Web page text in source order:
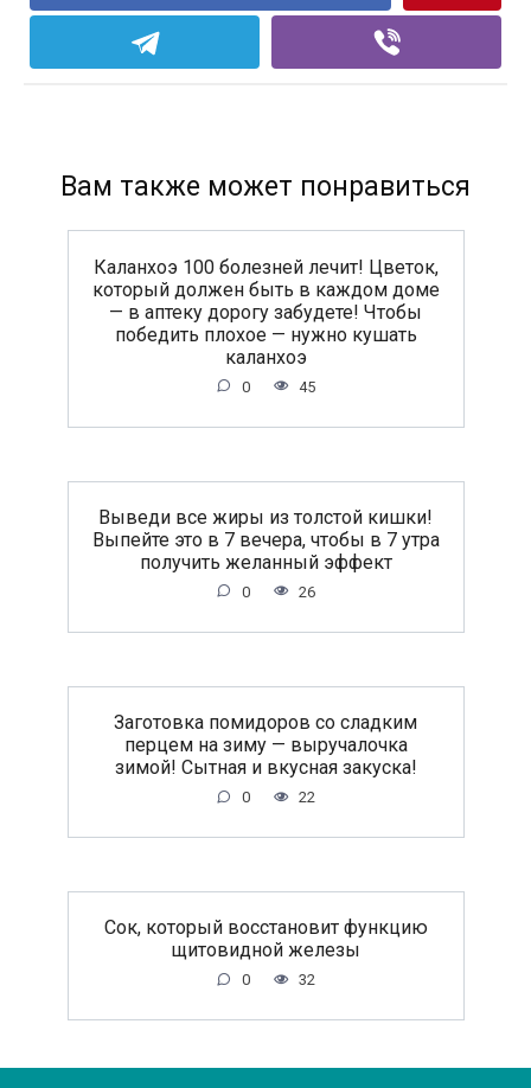
Вам также может понравиться
Каланхоэ 100 болезней лечит! Цветок,
который должен быть в каждом доме
— в аптеку дорогу забудете! Чтобы
победить плохое — нужно кушать
каланхоэ
0 45
Выведи все жиры из толстой кишки!
Выпейте это в 7 вечера, чтобы в 7 утра
получить желанный эффект
0 26
Заготовка помидоров со сладким
перцем на зиму — выручалочка
зимой! Сытная и вкусная закуска!
0 22
Сок, который восстановит функцию
щитовидной железы
0 32